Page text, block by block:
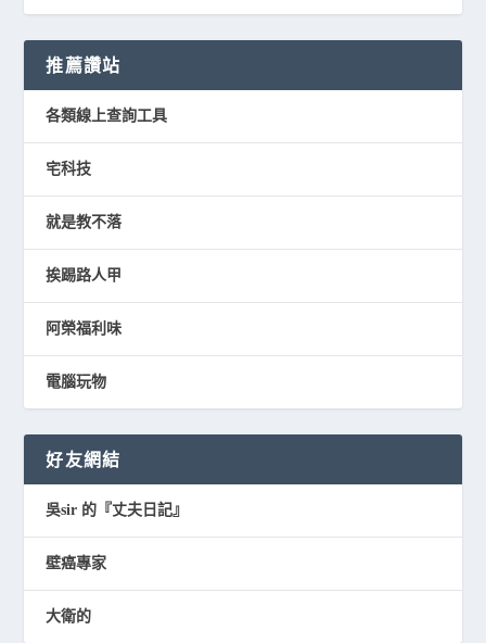
推薦讚站
各類線上查詢工具
宅科技
就是教不落
挨踢路人甲
阿榮福利味
電腦玩物
好友網結
吳sir 的『丈夫日記』
壁癌專家
大衛的